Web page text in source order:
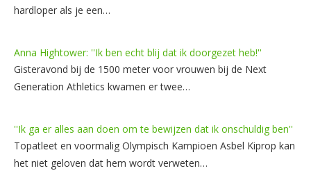
hardloper als je een…
Anna Hightower: ''Ik ben echt blij dat ik doorgezet heb!''
Gisteravond bij de 1500 meter voor vrouwen bij de Next
Generation Athletics kwamen er twee…
''Ik ga er alles aan doen om te bewijzen dat ik onschuldig ben''
Topatleet en voormalig Olympisch Kampioen Asbel Kiprop kan
het niet geloven dat hem wordt verweten…